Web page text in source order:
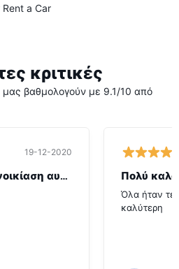
Rent a Car
κριτικές
βαθμολογούν με 9.1/10 από
19-12-2020
Εύκολη και απλή ενοικίαση αυτοκινήτου Πολύ καλά
Όλα ήταν
καλύτερη